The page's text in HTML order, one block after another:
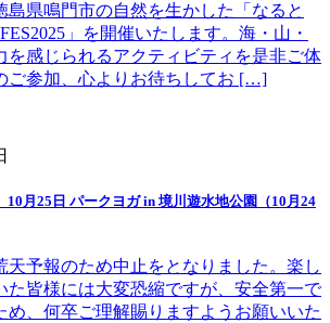
島県鳴門市の自然を生かした「なると
」を開催いたします。海・山・
を感じられるアクティビティを是非ご体
ご参加、心よりお待ちしてお […]
10月25日 パークヨガ in 境川遊水地公園（10月24
予報のため中止をとなりました。楽し
た皆様には大変恐縮ですが、安全第一で
め、何卒ご理解賜りますようお願いいた